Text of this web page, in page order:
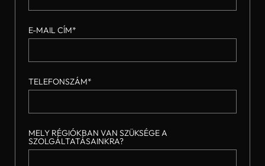
E-MAIL CÍM*
TELEFONSZÁM*
MELY RÉGIÓKBAN VAN SZÜKSÉGE A
SZOLGÁLTATÁSAINKRA?